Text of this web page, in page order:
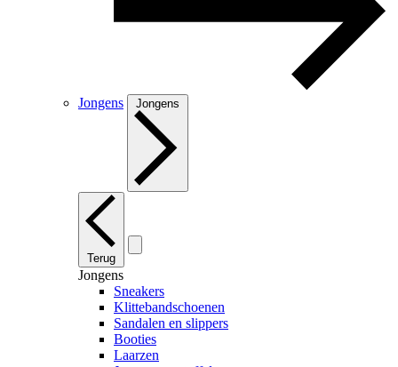
Jongens Jongens
Terug
Jongens
Sneakers
Klittebandschoenen
Sandalen en slippers
Booties
Laarzen